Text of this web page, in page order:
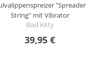
"Spreader
String" mit Vibrator
Bad Kitty
39,95 €